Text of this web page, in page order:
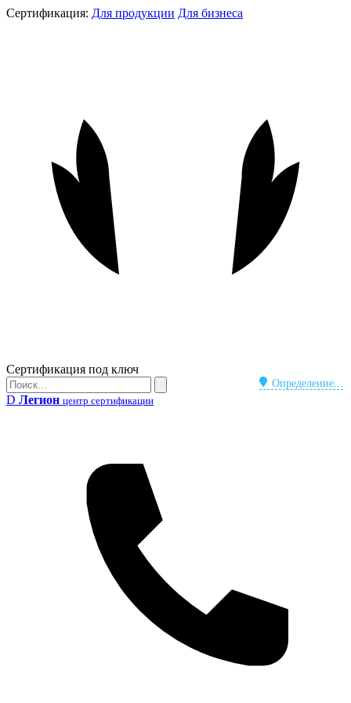
Сертификация: Для продукции Для бизнеса
Бейдж
Сертификация под ключ
Определение...
Поиск
Поиск
D Легион центр сертификации